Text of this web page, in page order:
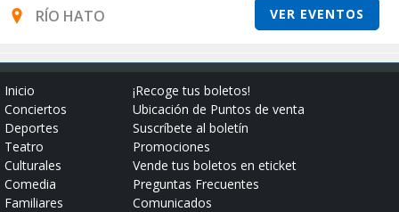
RÍO HATO VER EVENTOS
Inicio
Conciertos
Deportes
Teatro
Culturales
Comedia
Familiares
¡Recoge tus boletos!
Ubicación de Puntos de venta
Suscríbete al boletín
Promociones
Vende tus boletos en eticket
Preguntas Frecuentes
Comunicados